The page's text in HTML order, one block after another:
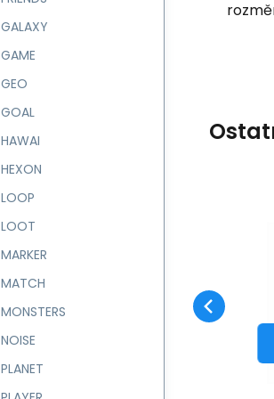
Termotaška 3,4 l
CLIMB 233226
GALAXY
GAME
GEO
GOAL
HAWAI
HEXON
LOOP
LOOT
MARKER
MATCH
MONSTERS
NOISE
PLANET